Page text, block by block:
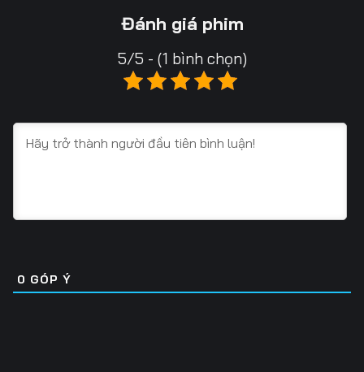
Tập 23
Tập 28 Tập 29
Tập 34 Tập 35 Tập 36
Tập 40 Tập 41 Tập 42
Đánh giá phim
5/5 - (1 bình chọn)
0 GÓP Ý